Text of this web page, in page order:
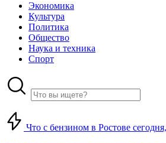
Экономика
Культура
Политика
Общество
Наука и техника
Спорт
Что с бензином в Ростове